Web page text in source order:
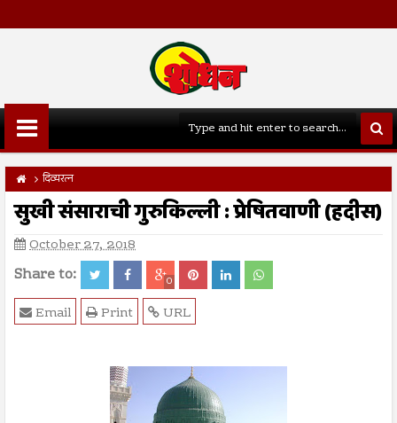
दिव्यरत्न
सुखी संसाराची गुरुकिल्ली : प्रेषितवाणी (हदीस)
October 27, 2018
Share to: 0
URL
Print
Email